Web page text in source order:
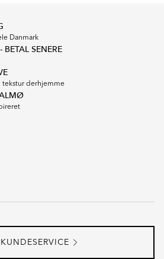
Danmark
SENERE
tekstur derhjemme
KUNDESERVICE